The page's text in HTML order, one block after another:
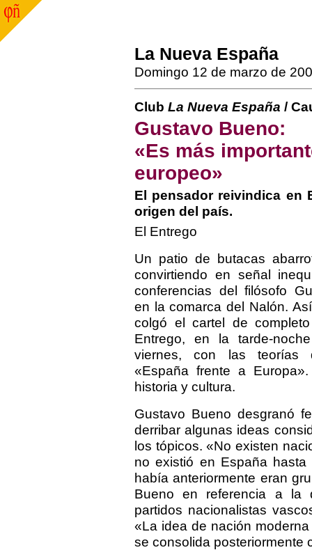
La Nueva España
Domingo 12 de marzo de
Club La Nueva España /
Gustavo Bueno:
«Es más
europeo»
El pensador reivindica en
origen del país.
El Entrego
Un patio de butacas
convirtiendo en señal
conferencias del filósofo
en la comarca del Nalón.
colgó el cartel de
Entrego, en la tarde-
viernes, con las teorías
«España frente a
historia y cultura.
Gustavo Bueno desgranó
derribar algunas ideas
los tópicos. «No existen
no existió en España
había anteriormente eran
Bueno en referencia a la
partidos nacionalistas
«La idea de nación
se consolida posteriormente